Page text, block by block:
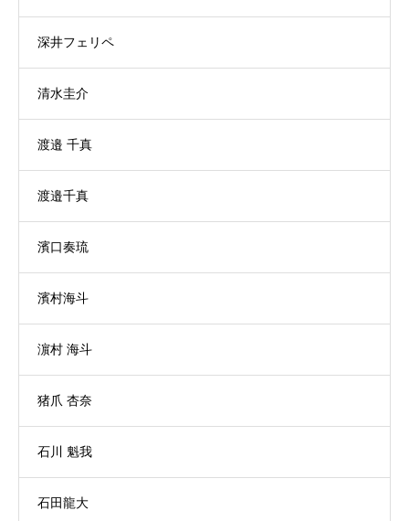
深井フェリペ
清水圭介
渡邉 千真
渡邉千真
濱口奏琉
濱村海斗
濵村 海斗
猪爪 杏奈
石川 魁我
石田龍大